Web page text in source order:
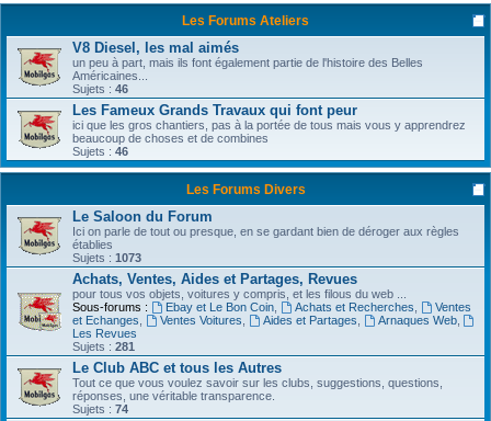
Les Forums Ateliers
V8 Diesel, les mal aimés
un peu à part, mais ils font également partie de l'histoire des Belles
Américaines...
Sujets : 46
Les Fameux Grands Travaux qui font peur
ici que les gros chantiers, pas à la portée de tous mais vous y apprendrez
beaucoup de choses et de combines
Sujets : 46
Les Forums Divers
Le Saloon du Forum
Ici on parle de tout ou presque, en se gardant bien de déroger aux règles
établies
Sujets : 1073
Achats, Ventes, Aides et Partages, Revues
pour tous vos objets, voitures y compris, et les filous du web ...
Sous-forums :
Ebay et Le Bon Coin, Achats et Recherches
Ventes
et Echanges
Ventes Voitures Aides et Partages Arnaques Web,
Les Revues
Sujets : 281
Le Club ABC et tous les Autres
Tout ce que vous voulez savoir sur les clubs, suggestions, questions,
réponses, une véritable transparence.
Sujets : 74